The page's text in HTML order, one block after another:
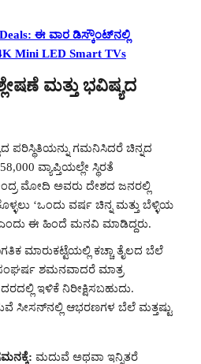
ಈ ವಾರ ಡಿಸ್ಕೌಂಟ್‌ನಲ್ಲಿ
Mini LED Smart TVs
ಮತ್ತು ಭವಿಷ್ಯದ
ಪರಿಸ್ಥಿತಿಯನ್ನು ಗಮನಿಸಿದರೆ ಚಿನ್ನದ
ವ್ಯಾಪ್ತಿಯಲ್ಲೇ ಸ್ಥಿರತೆ
ಮೋದಿ ಅವರು ದೇಶದ ಜನರಲ್ಲಿ
‘ಒಂದು ವರ್ಷ ಚಿನ್ನ ಮತ್ತು ಬೆಳ್ಳಿಯ
ಈ ಹಿಂದೆ ಮನವಿ ಮಾಡಿದ್ದರು.
ಮಾರುಕಟ್ಟೆಯಲ್ಲಿ ಕಚ್ಚಾ ತೈಲದ ಬೆಲೆ
ಶಮನವಾದರೆ ಮಾತ್ರ
ಇಳಿಕೆ ನಿರೀಕ್ಷಿಸಬಹುದು.
ಸೀಸನ್‌ನಲ್ಲಿ ಆಭರಣಗಳ ಬೆಲೆ ಮತ್ತಷ್ಟು
ಮದುವೆ ಅಥವಾ ಇನ್ನಿತರೆ